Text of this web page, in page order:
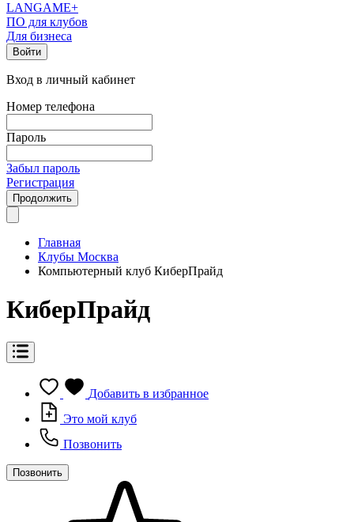
LANGAME+
ПО для клубов
Для бизнеса
Войти
Вход в личный кабинет
Номер телефона
Пароль
Забыл пароль
Регистрация
Продолжить
Главная
Клубы Москва
Компьютерный клуб КиберПрайд
КиберПрайд
Добавить в избранное
Это мой клуб
Позвонить
Позвонить